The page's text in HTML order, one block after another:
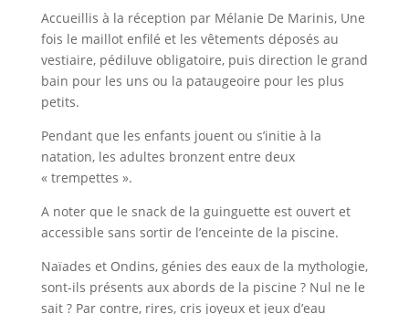
Accueillis à la réception par Mélanie De Marinis, Une
fois le maillot enfilé et les vêtements déposés au
vestiaire, pédiluve obligatoire, puis direction le grand
bain pour les uns ou la pataugeoire pour les plus
petits.
Pendant que les enfants jouent ou s’initie à la
natation, les adultes bronzent entre deux
« trempettes ».
A noter que le snack de la guinguette est ouvert et
accessible sans sortir de l’enceinte de la piscine.
Naïades et Ondins, génies des eaux de la mythologie,
sont-ils présents aux abords de la piscine ? Nul ne le
sait ? Par contre, rires, cris joyeux et jeux d’eau